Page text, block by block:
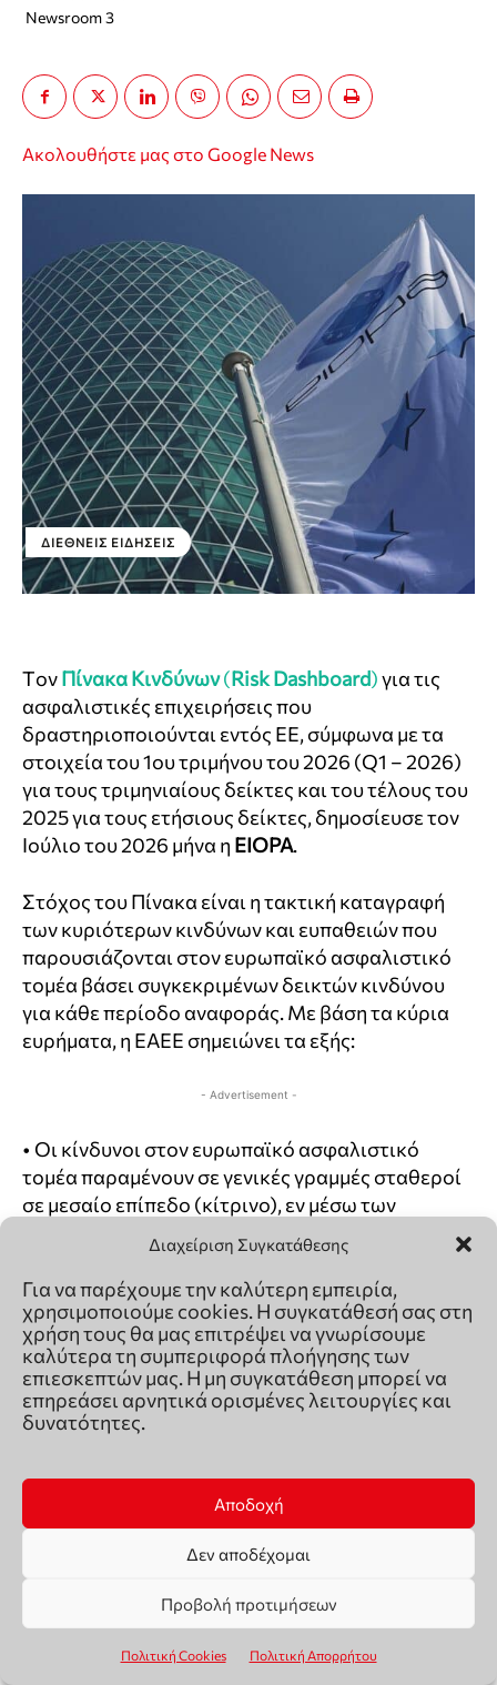
Διαχείριση Συγκατάθεσης
Για να παρέχουμε την καλύτερη εμπειρία,
χρησιμοποιούμε cookies. Η συγκατάθεσή σας στη
χρήση τους θα μας επιτρέψει να γνωρίσουμε
καλύτερα τη συμπεριφορά πλοήγησης των
επιεσκεπτών μας. Η μη συγκατάθεση μπορεί να
επηρεάσει αρνητικά ορισμένες λειτουργίες και
δυνατότητες.
Αποδοχή
Δεν αποδέχομαι
Προβολή προτιμήσεων
Πολιτική Cookies Πολιτική Απορρήτου